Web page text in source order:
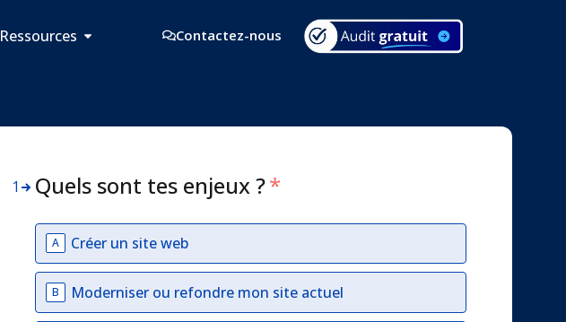
Ressources Contactez-nous
1 Quels sont tes enjeux ?*
A Créer un site web
B Moderniser ou refondre mon site actuel